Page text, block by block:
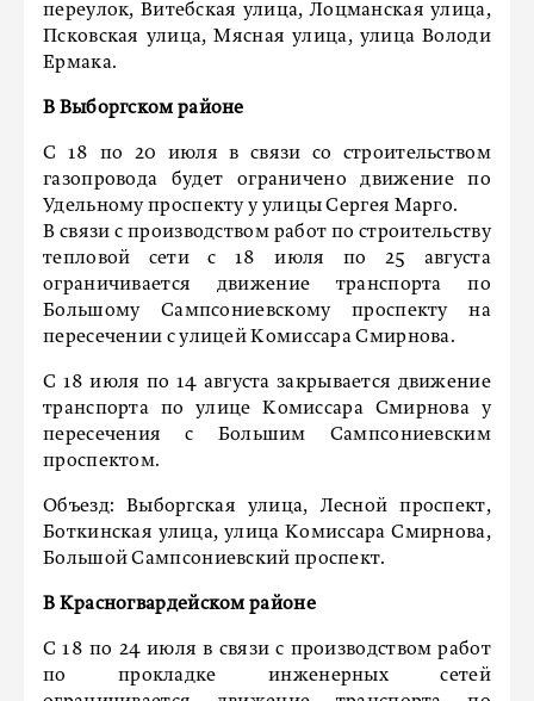
переулок, Витебская улица, Лоцманская улица,
Псковская улица, Мясная улица, улица Володи
Ермака.
В Выборгском районе
С 18 по 20 июля в связи со строительством
газопровода будет ограничено движение по
Удельному проспекту у улицы Сергея Марго.
В связи с производством работ по строительству
тепловой сети с 18 июля по 25 августа
ограничивается движение транспорта по
Большому Сампсониевскому проспекту на
пересечении с улицей Комиссара Смирнова.
С 18 июля по 14 августа закрывается движение
транспорта по улице Комиссара Смирнова у
пересечения с Большим Сампсониевским
проспектом.
Объезд: Выборгская улица, Лесной проспект,
Боткинская улица, улица Комиссара Смирнова,
Большой Сампсониевский проспект.
В Красногвардейском районе
С 18 по 24 июля в связи с производством работ
по прокладке инженерных сетей